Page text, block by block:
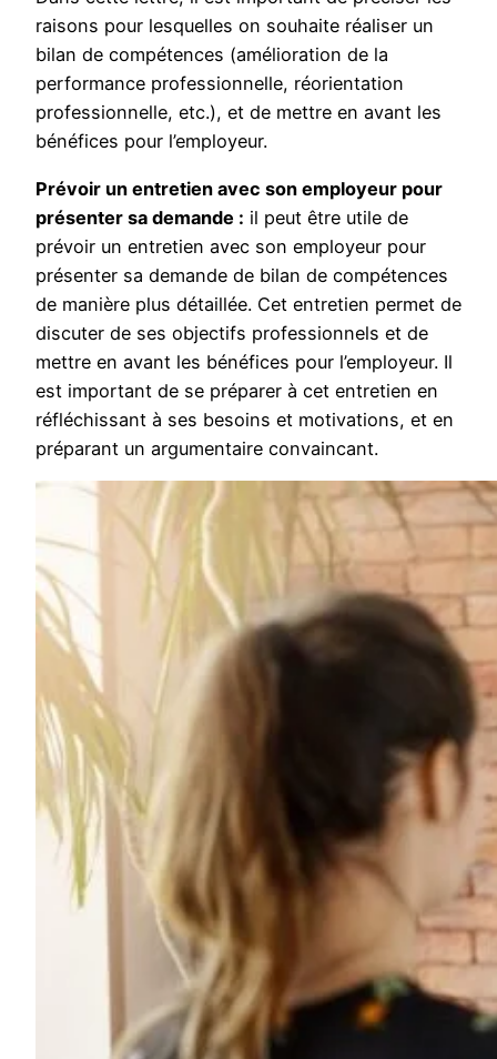
raisons pour lesquelles on souhaite réaliser un
bilan de compétences (amélioration de la
performance professionnelle, réorientation
professionnelle, etc.), et de mettre en avant les
bénéfices pour l’employeur.
Prévoir un entretien avec son employeur pour
présenter sa demande : il peut être utile de
prévoir un entretien avec son employeur pour
présenter sa demande de bilan de compétences
de manière plus détaillée. Cet entretien permet de
discuter de ses objectifs professionnels et de
mettre en avant les bénéfices pour l’employeur. Il
est important de se préparer à cet entretien en
réfléchissant à ses besoins et motivations, et en
préparant un argumentaire convaincant.